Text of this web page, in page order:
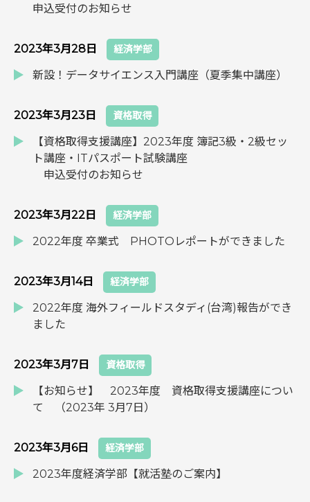
申込受付のお知らせ
2023年3月28日 経済学部
新設！データサイエンス入門講座（夏季集中講座）
2023年3月23日 資格取得
【資格取得支援講座】2023年度 簿記3級・2級セッ
ト講座・ITパスポート試験講座
申込受付のお知らせ
2023年3月22日 経済学部
2022年度 卒業式 PHOTOレポートができました
2023年3月14日 経済学部
2022年度 海外フィールドスタディ(台湾)報告ができ
ました
2023年3月7日 資格取得
【お知らせ】 2023年度 資格取得支援講座につい
て （2023年 3月7日）
2023年3月6日 経済学部
2023年度経済学部【就活塾のご案内】